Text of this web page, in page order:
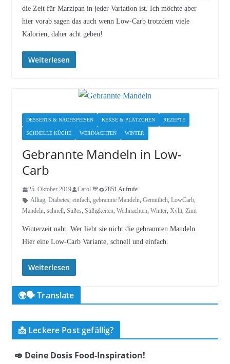
die Zeit für Marzipan in jeder Variation ist. Ich möchte aber
hier vorab sagen das auch wenn Low-Carb trotzdem viele
Kalorien, daher acht geben!
Weiterlesen
DESSERTS & NACHSPEISEN KEKSE & PLÄTZCHEN REZEPTE
SCHNELLE KÜCHE WEIHNACHTEN WINTER
Gebrannte Mandeln in Low-
Carb
25. Oktober 2019 Carol 💙
2851 Aufrufe
Alltag, Diabetes, einfach, gebrannte Mandeln, Gemütlich, LowCarb,
Mandeln, schnell, Süßes, Süßigkeiten, Weihnachten, Winter, Xylit, Zimt
Winterzeit naht. Wer liebt sie nicht die gebrannten Mandeln.
Hier eine Low-Carb Variante, schnell und einfach.
Weiterlesen
🌍🗣️ Translate
📩 Leckere Post gefällig?
🥑 Deine Dosis Food-Inspiration!